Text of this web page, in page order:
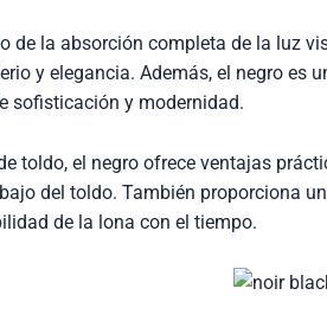
de la absorción completa de la luz
y elegancia. Además, el negro es
sofisticación y modernidad.
toldo, el negro ofrece ventajas
del toldo. También proporciona
de la lona con el tiempo.